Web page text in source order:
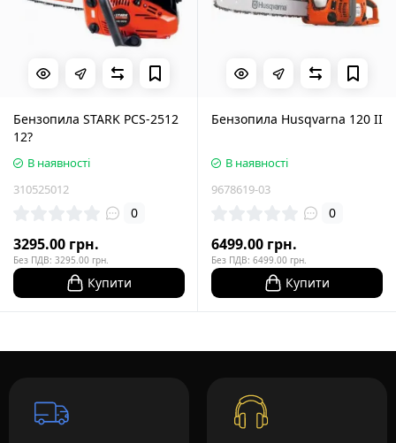
Бензопила STARK PCS-2512
12?
В наявності
310525012
0
3295.00 грн.
Без ПДВ: 3295.00 грн.
Купити
Бензопила Husqvarna 120 II
В наявності
9678619-03
0
6499.00 грн.
Без ПДВ: 6499.00 грн.
Купити